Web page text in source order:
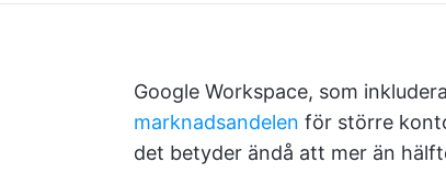
Google Workspace, som
marknadsandelen för större
det betyder ändå att mer än